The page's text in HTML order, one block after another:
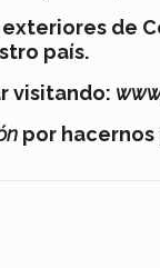
de
país.
visitando:
por